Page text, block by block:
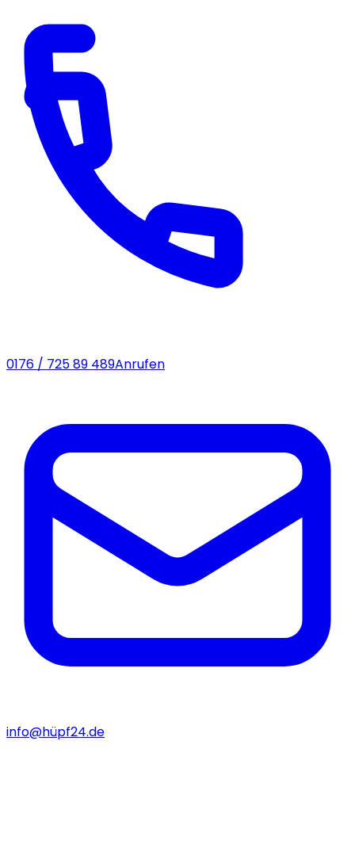
0176 / 725 89 489Anrufen
info@hüpf24.de